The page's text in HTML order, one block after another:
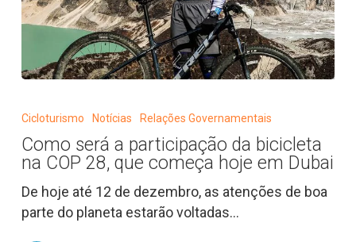
será
participação
da
bicicleta
na
Cicloturismo Notícias Relações Governamentais
Como será a participação da bicicleta
na COP 28, que começa hoje em Dubai
De hoje até 12 de dezembro, as atenções de boa
parte do planeta estarão voltadas…